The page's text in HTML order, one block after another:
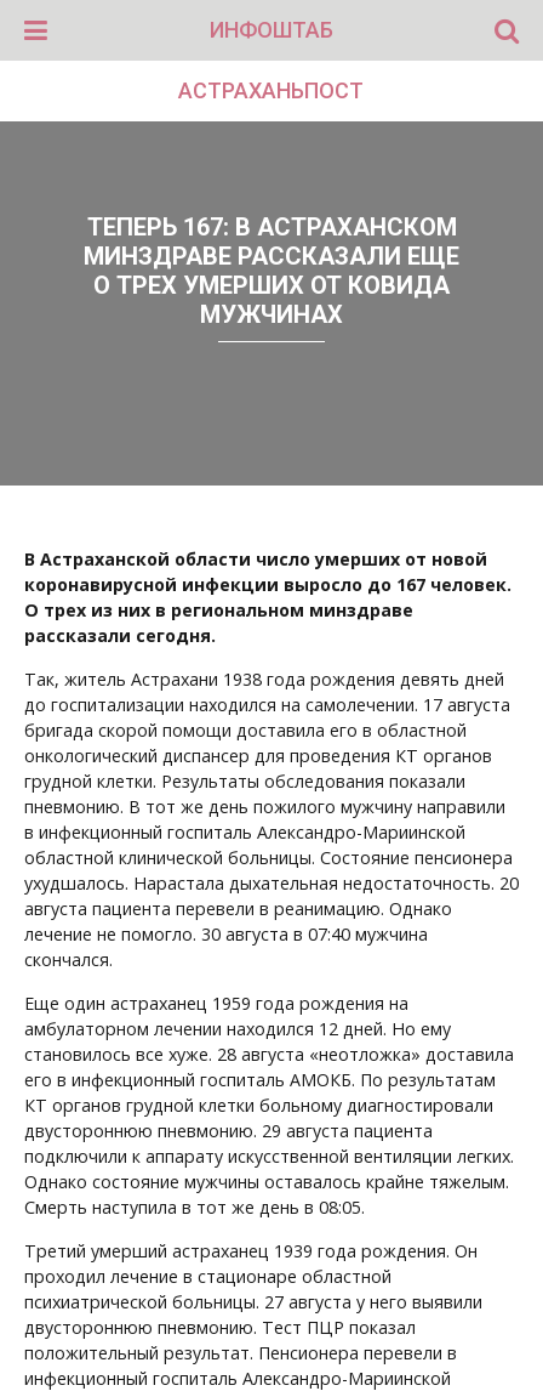
ИНФОШТАБ
АСТРАХАНЬПОСТ
ТЕПЕРЬ 167: В АСТРАХАНСКОМ
МИНЗДРАВЕ РАССКАЗАЛИ ЕЩЕ
О ТРЕХ УМЕРШИХ ОТ КОВИДА
МУЖЧИНАХ
В Астраханской области число умерших от новой
коронавирусной инфекции выросло до 167 человек.
О трех из них в региональном минздраве
рассказали сегодня.
Так, житель Астрахани 1938 года рождения девять дней
до госпитализации находился на самолечении. 17 августа
бригада скорой помощи доставила его в областной
онкологический диспансер для проведения КТ органов
грудной клетки. Результаты обследования показали
пневмонию. В тот же день пожилого мужчину направили
в инфекционный госпиталь Александро-Мариинской
областной клинической больницы. Состояние пенсионера
ухудшалось. Нарастала дыхательная недостаточность. 20
августа пациента перевели в реанимацию. Однако
лечение не помогло. 30 августа в 07:40 мужчина
скончался.
Еще один астраханец 1959 года рождения на
амбулаторном лечении находился 12 дней. Но ему
становилось все хуже. 28 августа «неотложка» доставила
его в инфекционный госпиталь АМОКБ. По результатам
КТ органов грудной клетки больному диагностировали
двустороннюю пневмонию. 29 августа пациента
подключили к аппарату искусственной вентиляции легких.
Однако состояние мужчины оставалось крайне тяжелым.
Смерть наступила в тот же день в 08:05.
Третий умерший астраханец 1939 года рождения. Он
проходил лечение в стационаре областной
психиатрической больницы. 27 августа у него выявили
двустороннюю пневмонию. Тест ПЦР показал
положительный результат. Пенсионера перевели в
инфекционный госпиталь Александро-Мариинской